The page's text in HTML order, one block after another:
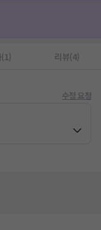
리뷰(4)
수정 요청